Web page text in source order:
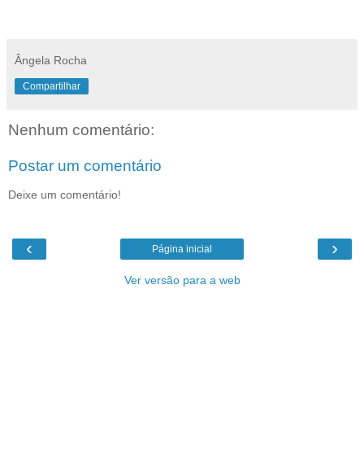
Ângela Rocha
Compartilhar
Nenhum comentário:
Postar um comentário
Deixe um comentário!
‹ ›
Página inicial
Ver versão para a web